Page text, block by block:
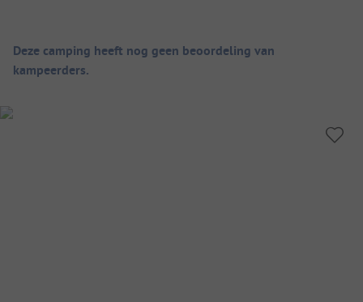
Camping overzicht
Deze camping heeft nog geen beoordeling van
kampeerders.